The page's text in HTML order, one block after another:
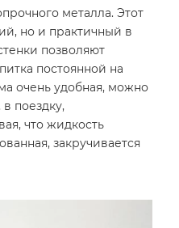
металла. Этот
но и практичный в
позволяют
постоянной на
очень удобная, можно
поездку,
что жидкость
закручивается